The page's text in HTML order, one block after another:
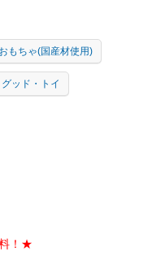
もちゃ(国産材使用)
グッド・トイ
！★